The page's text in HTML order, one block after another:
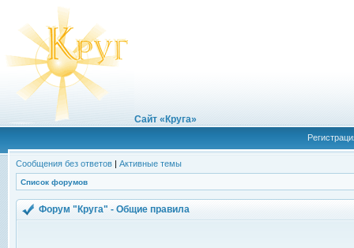
Сайт «Круга»
Сообщения без ответов | Активные темы
Список форумов
Форум "Круга" - Общие правила